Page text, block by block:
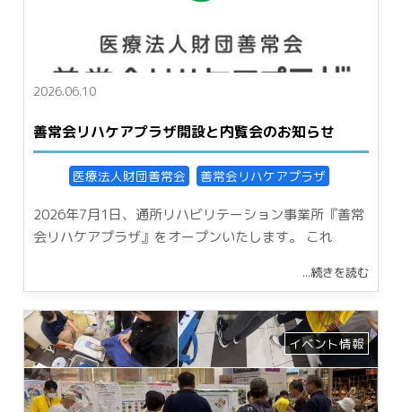
2026.06.10
善常会リハケアプラザ開設と内覧会のお知らせ
医療法人財団善常会 善常会リハケアプラザ
2026年7月1日、通所リハビリテーション事業所『善常
会リハケアプラザ』をオープンいたします。 これ
...続きを読む
イベント情報
診療案内
外来リハビリテーションについ
外来リハビリテーションの流れ
当院の外来リハビリテーション
栄養指導
健康診断・予防接種
入院のご案内
入院までの流れ
手続きについて
費用・会計について
入院生活のご紹介
お見舞いについて
退院後の支援
医療・福祉関係者へ
イベント・セミナー
採用情報
お問い合わせ